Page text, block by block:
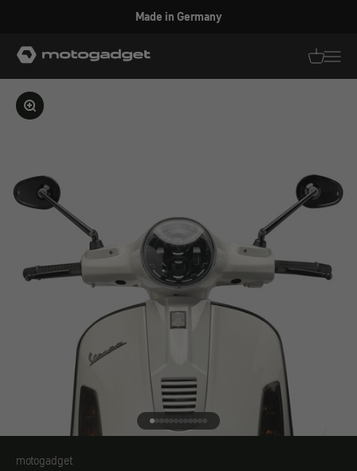
Made in Germany
motogadget GmbH
Bild vergrößern
Gehe zu Element 1
Gehe zu Element 2
Gehe zu Element 3
Gehe zu Element 4
Gehe zu Element 5
Gehe zu Element 6
Gehe zu Element 7
Gehe zu Element 8
Gehe zu Element 9
Gehe zu Element 10
Gehe zu Element 11
Gehe zu Element 12
motogadget